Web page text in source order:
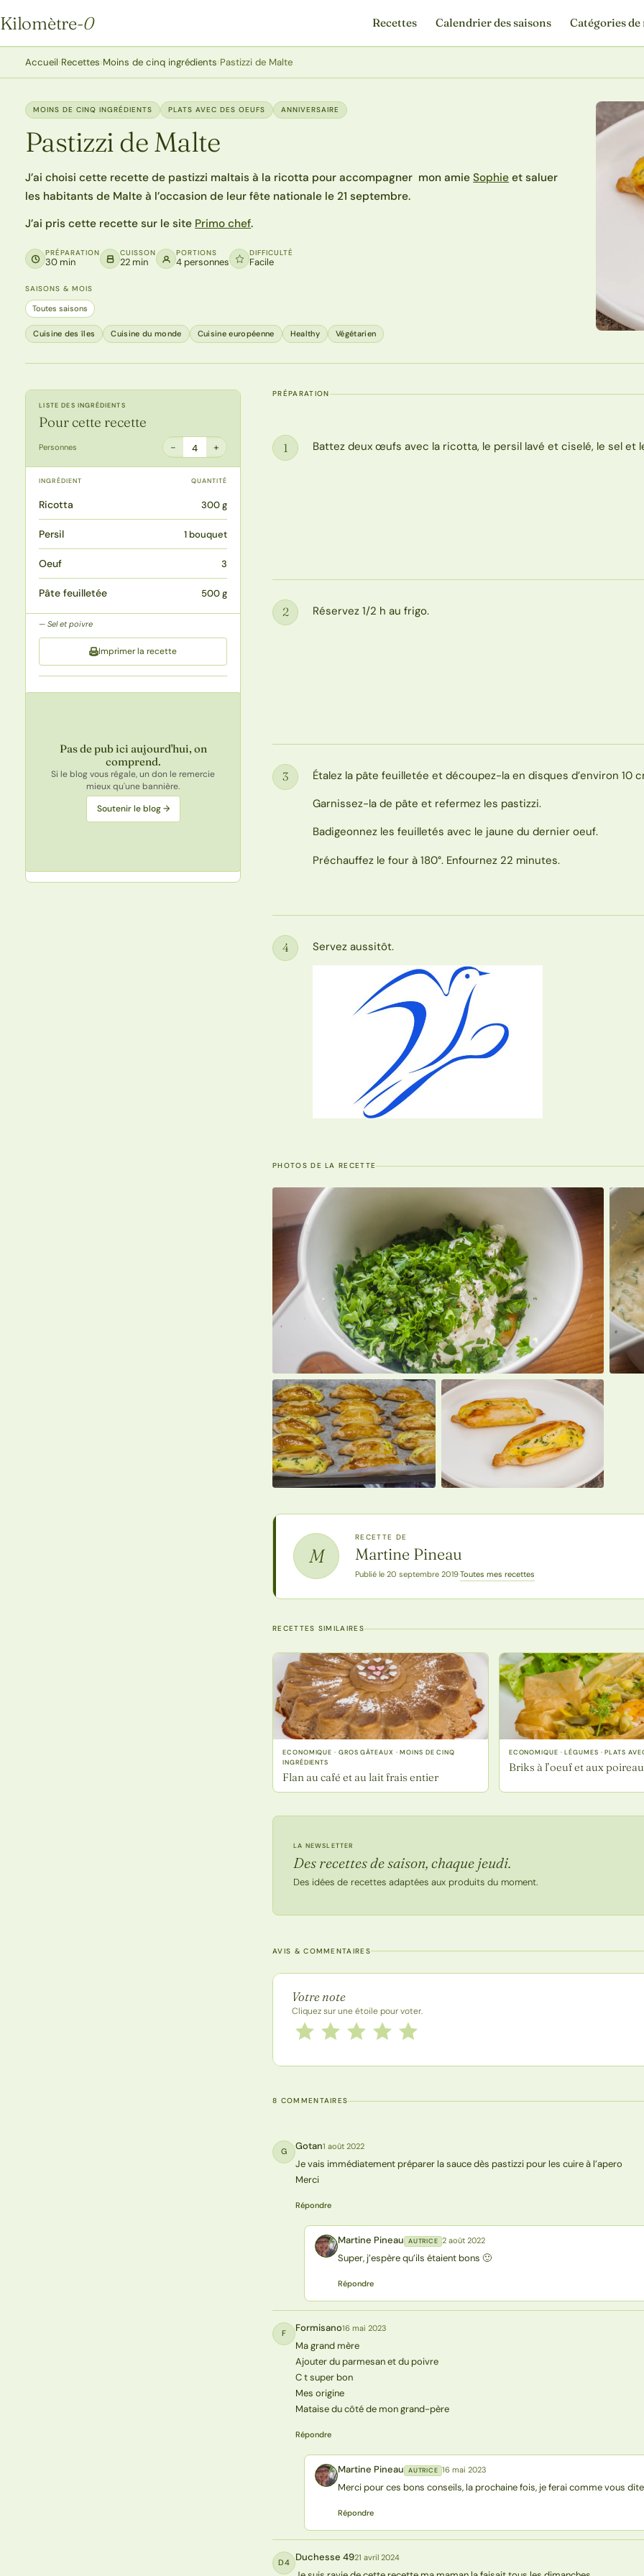
Kilomètre-0
Kilomètre-0
Recettes Calendrier des saisons Catégories
Accueil›Recettes›Moins de cinq ingrédients›Pastizzi de Malte
MOINS DE CINQ INGRÉDIENTS PLATS AVEC DES OEUFS ANNIVERSAIRE
Pastizzi de Malte
J’ai choisi cette recette de pastizzi maltais à la ricotta pour accompagner mon amieSophie et saluer
les habitants de Malte à l’occasion de leur fête nationale le 21 septembre.
J’ai pris cette recette sur le site Primo chef.
PRÉPARATION
30 min
CUISSON
22 min
PORTIONS
4 personnes
DIFFICULTÉ
Facile
SAISONS & MOIS
Toutes saisons
Cuisine des îles Cuisine du monde Cuisine européenne Healthy Végétarien
LISTE DES INGRÉDIENTS
Pour cette recette
Personnes − 4 +
INGRÉDIENT QUANTITÉ
Ricotta 300 g
Persil 1 bouquet
Oeuf 3
Pâte feuilletée 500 g
Sel et poivre
Imprimer la recette
Pas de pub ici aujourd'hui, on
comprend.
Si le blog vous régale, un don le remercie
mieux qu'une bannière.
Soutenir le blog →
PRÉPARATION
Étape
1 Battez deux œufs avec la ricotta, le persil lavé et ciselé, le sel et
Étape
2 Réservez 1/2 h au frigo.
Étape
3
Étalez la pâte feuilletée et découpez-la en disques d’environ 10
Garnissez-la de pâte et refermez les pastizzi.
Badigeonnez les feuilletés avec le jaune du dernier oeuf.
Préchauffez le four à 180°. Enfournez 22 minutes.
Étape
4 Servez aussitôt.
PHOTOS DE LA RECETTE
M
RECETTE DE
Martine Pineau
Publié le 20 septembre 2019·Toutes mes recettes
RECETTES SIMILAIRES
ECONOMIQUE · GROS GÂTEAUX · MOINS DE CINQ
INGRÉDIENTS
Flan au café et au lait frais entier
ECONOMIQUE · LÉGUMES · PLATS
Briks à l’oeuf et aux
LA NEWSLETTER
Des recettes de saison, chaque jeudi.
Des idées de recettes adaptées aux produits du moment.
AVIS & COMMENTAIRES
Note de la recette
Votre note
Cliquez sur une étoile pour voter.
Notez cette recette de 1 à 5 étoiles
5 étoiles
4 étoiles
3 étoiles
2 étoiles
1 étoile
8 COMMENTAIRES
G Gotan1 août 2022
Je vais immédiatement préparer la sauce dès pastizzi pour les cuire à l’apero
Merci
Répondre
MP Martine Pineau AUTRICE 2 août 2022
Super, j’espère qu’ils étaient bons 🙂
Répondre
F Formisano16 mai 2023
Ma grand mère
Ajouter du parmesan et du poivre
C t super bon
Mes origine
Mataise du côté de mon grand-père
Répondre
MP Martine Pineau AUTRICE 16 mai 2023
Merci pour ces bons conseils, la prochaine fois, je ferai comme vous
Répondre
D4 Duchesse 4921 avril 2024